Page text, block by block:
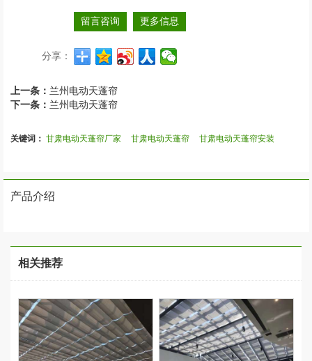
留言咨询 更多信息
分享：
上一条： 兰州电动天蓬帘
下一条： 兰州电动天蓬帘
关键词：甘肃电动天蓬帘厂家 甘肃电动天蓬帘 甘肃电动天蓬帘安装
产品介绍
相关推荐